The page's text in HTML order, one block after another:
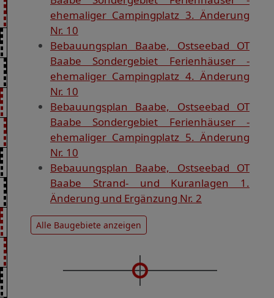
ehemaliger Campingplatz 3. Änderung
Nr. 10
Bebauungsplan Baabe, Ostseebad OT
Baabe Sondergebiet Ferienhäuser -
ehemaliger Campingplatz 4. Änderung
Nr. 10
Bebauungsplan Baabe, Ostseebad OT
Baabe Sondergebiet Ferienhäuser -
ehemaliger Campingplatz 5. Änderung
Nr. 10
Bebauungsplan Baabe, Ostseebad OT
Baabe Strand- und Kuranlagen 1.
Änderung und Ergänzung Nr. 2
Alle Baugebiete anzeigen